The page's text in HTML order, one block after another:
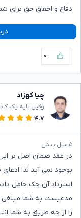
دفاع و احقاق حق برای
۰
چیا کهزاد
وکیل پایه یک
۴.۷
۵ سال پیش
در عقد ضمان اصل بر
بوجود نمی آید لذا
استرداد آن چک حامل
مدعیست به شما مبلغی
را از چه طریق به شما